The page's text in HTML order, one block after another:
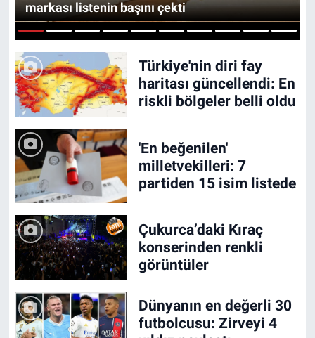
markası listenin başını çekti
1
Türkiye'nin diri fay
haritası güncellendi: En
riskli bölgeler belli oldu
'En beğenilen'
milletvekilleri: 7
partiden 15 isim listede
Çukurca’daki Kıraç
konserinden renkli
görüntüler
Dünyanın en değerli 30
futbolcusu: Zirveyi 4